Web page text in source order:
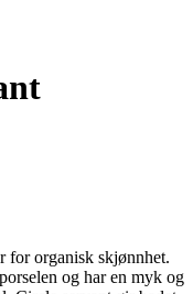
for organisk skjønnhet.
og har en myk og